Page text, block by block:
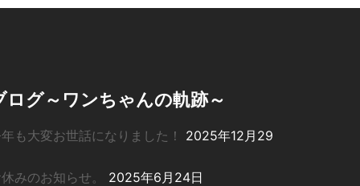
ログ～ワンちゃんの軌跡～
も大変お世話になりました！
2025年12月29
みのお知らせ。
2025年6月24日